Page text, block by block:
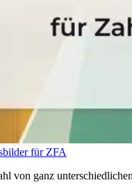
für ZFA
von ganz